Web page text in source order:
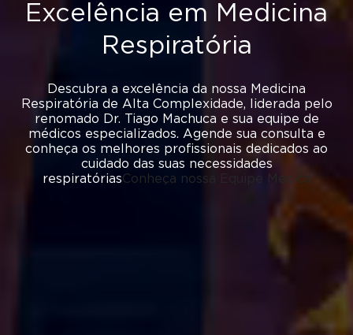
Excelência em Medicina
Respiratória
Descubra a excelência da nossa Medicina
Respiratória de Alta Complexidade, liderada pelo
renomado Dr. Tiago Machuca e sua equipe de
médicos especializados. Agende sua consulta e
conheça os melhores profissionais dedicados ao
cuidado das suas necessidades
respiratóriasConheça nossa Equipe Médica